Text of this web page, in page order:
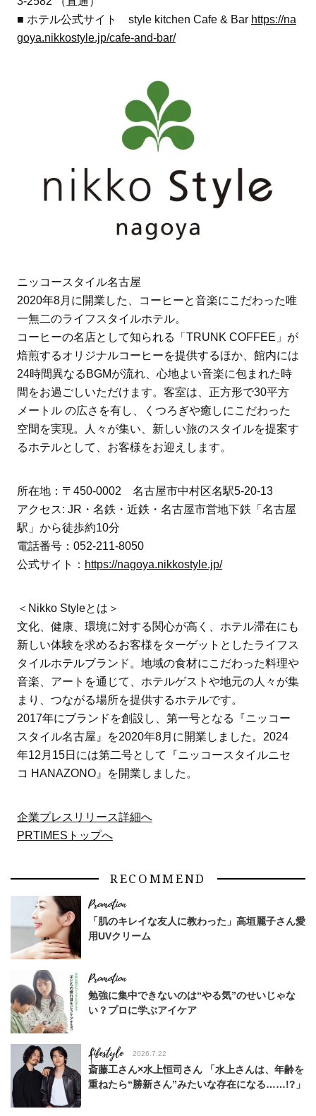
■ ホテル公式サイト style kitchen Cafe & Bar https://na
goya.nikkostyle.jp/cafe-and-bar/
ニッコースタイル名古屋
2020年8月に開業した、コーヒーと音楽にこだわった唯
一無二のライフスタイルホテル。
コーヒーの名店として知られる「TRUNK COFFEE」が
焙煎するオリジナルコーヒーを提供するほか、館内には
24時間異なるBGMが流れ、心地よい音楽に包まれた時
間をお過ごしいただけます。客室は、正方形で30平方
メートル の広さを有し、くつろぎや癒しにこだわった
空間を実現。人々が集い、新しい旅のスタイルを提案す
るホテルとして、お客様をお迎えします。
所在地：〒450-0002 名古屋市中村区名駅5-20-13
アクセス: JR・名鉄・近鉄・名古屋市営地下鉄「名古屋
駅」から徒歩約10分
電話番号：052-211-8050
公式サイト： https://nagoya.nikkostyle.jp/
＜Nikko Styleとは＞
文化、健康、環境に対する関心が高く、ホテル滞在にも
新しい体験を求めるお客様をターゲットとしたライフス
タイルホテルブランド。地域の食材にこだわった料理や
音楽、アートを通じて、ホテルゲストや地元の人々が集
まり、つながる場所を提供するホテルです。
2017年にブランドを創設し、第一号となる『ニッコー
スタイル名古屋』を2020年8月に開業しました。2024
年12月15日には第二号として『ニッコースタイルニセ
コ HANAZONO』を開業しました。
企業プレスリリース詳細へ
PRTIMESトップへ
RECOMMEND
「肌のキレイな友人に教わった」高垣麗子さん愛
用UVクリーム
勉強に集中できないのは“やる気”のせいじゃな
い？プロに学ぶアイケア
Lifestyle 2026.7.22
斎藤工さん×水上恒司さん 「水上さんは、年齢を
重ねたら“勝新さん”みたいな存在になる……!?」